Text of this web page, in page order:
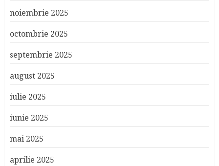
noiembrie 2025
octombrie 2025
septembrie 2025
august 2025
iulie 2025
iunie 2025
mai 2025
aprilie 2025